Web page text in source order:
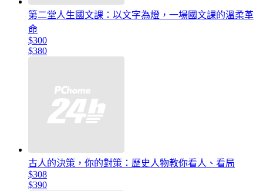
第二堂人生國文課：以文字為燈，一場國文課的溫柔革
命
$300
$380
古人的決策，你的對策：歷史人物教你看人、看局
$308
$390